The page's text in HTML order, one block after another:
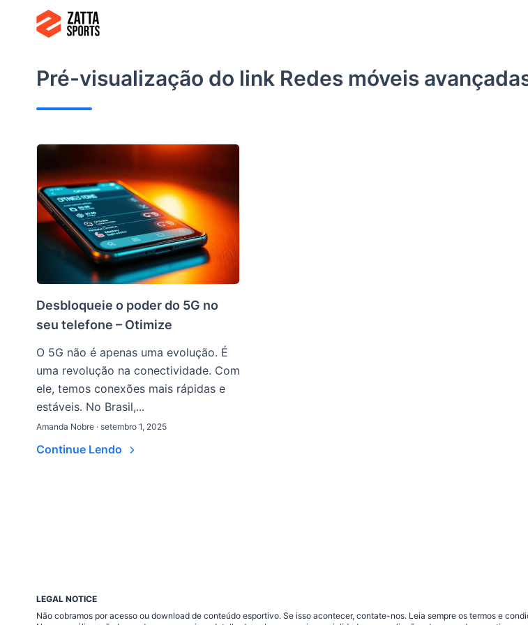
conteúdoPré-visualização do link Redes móveis
Desbloqueie o poder do 5G no
seu telefone – Otimize
O 5G não é apenas uma evolução. É
uma revolução na conectividade. Com
ele, temos conexões mais rápidas e
estáveis. No Brasil,...
Amanda Nobre · setembro 1, 2025
Continue Lendo
LEGAL NOTICE
Não cobramos por acesso ou download de conteúdo esportivo. Se isso acontecer, contate-nos. Leia sempre os termos e